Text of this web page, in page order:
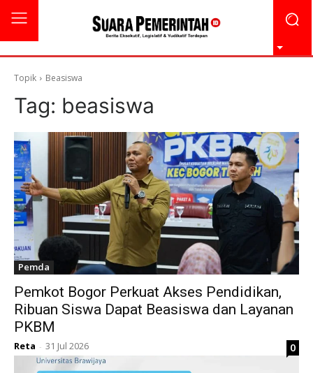
Topik Beasiswa
Tag: beasiswa
Pemda
Pemkot Bogor Perkuat Akses Pendidikan,
Ribuan Siswa Dapat Beasiswa dan Layanan
PKBM
Reta - 31 Jul 2026 0